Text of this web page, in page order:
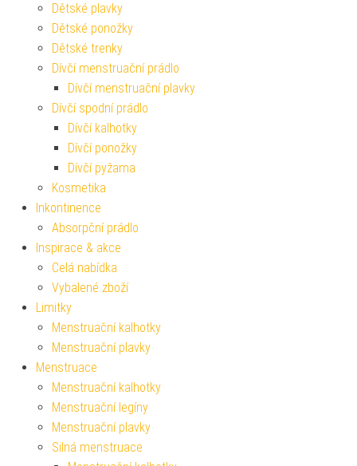
Dětské plavky
Dětské ponožky
Dětské trenky
Dívčí menstruační prádlo
Dívčí menstruační plavky
Dívčí spodní prádlo
Dívčí kalhotky
Dívčí ponožky
Dívčí pyžama
Kosmetika
Inkontinence
Absorpční prádlo
Inspirace & akce
Celá nabídka
Vybalené zboží
Limitky
Menstruační kalhotky
Menstruační plavky
Menstruace
Menstruační kalhotky
Menstruační legíny
Menstruační plavky
Silná menstruace